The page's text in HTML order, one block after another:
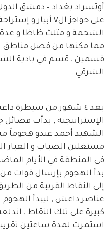
أوتسراد بغداد – دمشق
على حواجز ال٧ أبيار
الشحمة و مثلث ظاظا و عدة
مما مكنها من فصل مناطق
قسمين , قسم في بادية
الشرقي .
بعد ٤ شهور من سيطرة
الإستراتيجية , بدأت
الشهيد أحمد عبدو هجوماً
مستغلين الضباب و
في المنطقة في الأيام
بدأ الهجوم بإرسال قوات
إلى النقاط القريبة من
عناصر داعش , ليبدأ
كبيرة على تلك النقاط ,